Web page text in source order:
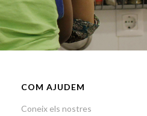
COM AJUDEM
Coneix els nostres